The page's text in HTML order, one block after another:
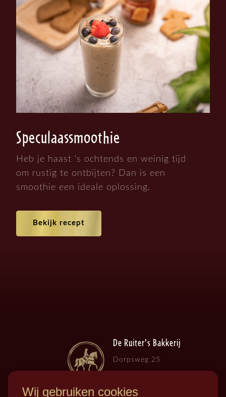
Speculaassmoothie
Heb je haast 's ochtends en weinig tijd
om rustig te ontbijten? Dan is een
smoothie een ideale oplossing.
Bekijk recept
De Ruiter's Bakkerij
Dorpsweg 25
Wij gebruiken cookies